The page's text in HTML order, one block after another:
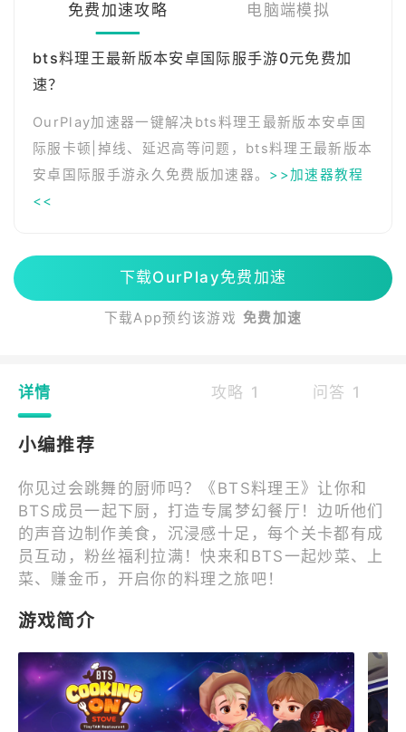
免费加速攻略 电脑端模拟
bts料理王最新版本安卓国际服手游0元免费加
速？
OurPlay加速器一键解决bts料理王最新版本安卓国
际服卡顿|掉线、延迟高等问题，bts料理王最新版本
安卓国际服手游永久免费版加速器。 >>加速器教程
<<
下载OurPlay免费加速
下载App预约该游戏 免费加速
详情 攻略 1 问答 1
小编推荐
你见过会跳舞的厨师吗？《BTS料理王》让你和
BTS成员一起下厨，打造专属梦幻餐厅！边听他们
的声音边制作美食，沉浸感十足，每个关卡都有成
员互动，粉丝福利拉满！快来和BTS一起炒菜、上
菜、赚金币，开启你的料理之旅吧！
游戏简介